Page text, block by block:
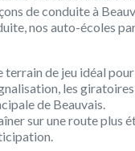
de conduite à
nos auto-écoles
terrain de jeu idéal
les
de Beauvais.
sur une route plus